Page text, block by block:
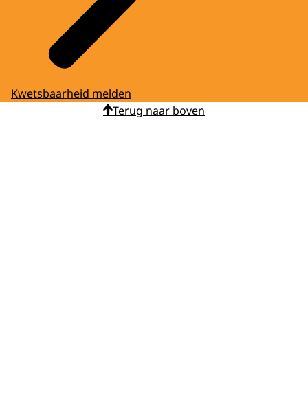
Kwetsbaarheid melden
Terug naar boven